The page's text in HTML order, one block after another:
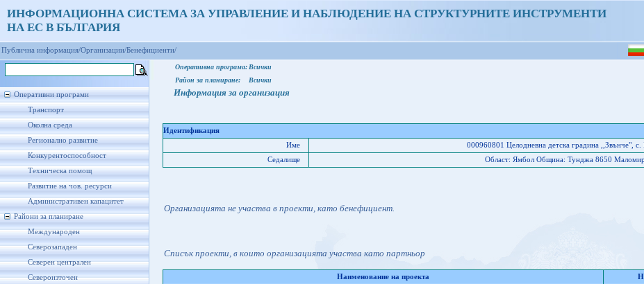
ИНФОРМАЦИОННА СИСТЕМА ЗА УПРАВЛЕНИЕ И НАБЛЮДЕНИЕ НА СТРУКТУРНИТЕ ИНСТРУМЕНТИ
НА ЕС В БЪЛГАРИЯ
Публична информация/Организации/Бенефициенти/
Оперативни програми
Транспорт
Околна среда
Регионално развитие
Конкурентоспособност
Техническа помощ
Развитие на чов. ресурси
Административен капацитет
Райони за планиране
Международен
Северозападен
Северен централен
Североизточен
Оперативна програма: Всички
Район за планиране:
Всички
Информация за организация
Идентификация
Име
000960801 Целодневна детска градина ,,Звънче",
Седалище
Област: Ямбол Oбщина: Тунджа 8650
Организацията не участва в проекти, като бенефициент.
Списък проекти, в които организацията участва като партньор
Наименование на проекта